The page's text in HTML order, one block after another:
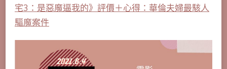
宅3：是惡魔逼我的》評價＋心得：華倫夫婦最駭人
驅魔案件